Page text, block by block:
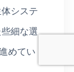
システ
細な選
めてい